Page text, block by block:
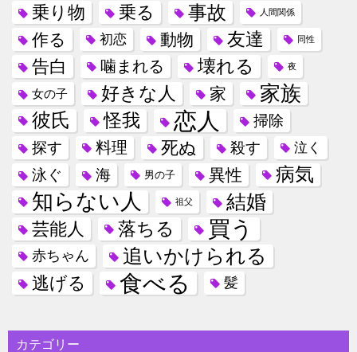
乗り物 乗る 事故 人間関係
作る 初恋 動物 友達 同性
告白 噛まれる 壊れる 夜
女の子 好きな人 家 家族
彼氏 怪我 恋人
掃除
探す
料理 死ぬ 殺す 泣く
泳ぐ 海 男の子 異性 病気
知らない人 祖父 結婚
芸能人 落ちる 買う
赤ちゃん 追いかけられる
逃げる 食べる 髪
カテゴリー